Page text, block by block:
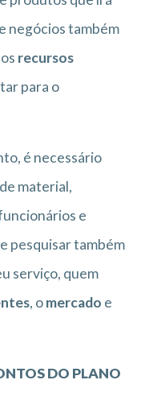
negócios também
recursos
para o
é necessário
de material,
e
pesquisar também
serviço, quem
, omercado e
DO PLANO